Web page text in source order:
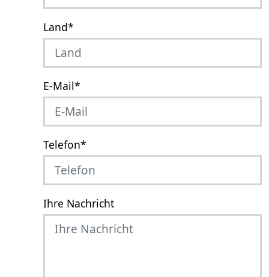
Land*
E-Mail*
Telefon*
Ihre Nachricht